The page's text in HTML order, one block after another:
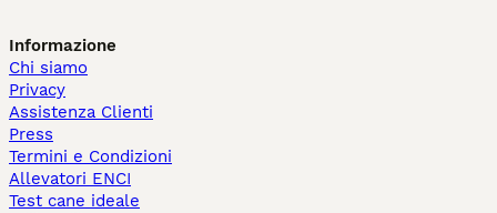
Informazione
Chi siamo
Privacy
Assistenza Clienti
Press
Termini e Condizioni
Allevatori ENCI
Test cane ideale